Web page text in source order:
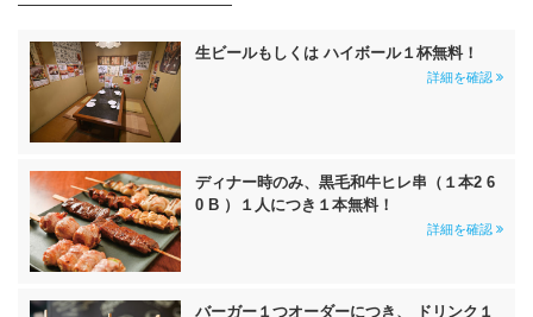
生ビールもしくは ハイボール１杯無料！
詳細を確認
ディナー時のみ、黒毛和牛ヒレ串（１本2 6
0 B ）１人につき１本無料！
詳細を確認
バーガー１つオーダーにつき、 ドリンク１